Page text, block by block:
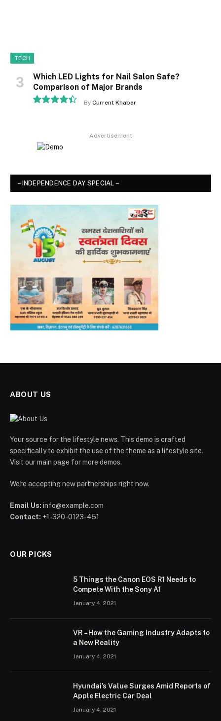
TECH
Which LED Lights for Nail Salon Safe?
Comparison of Major Brands
By Current Khabar
Advertisement
– INDEPENDENCE DAY SPECIAL –
ABOUT US
Your source for the lifestyle news. This demo is crafted
specifically to exhibit the use of the theme as a lifestyle site.
Visit our main page for more demos.
We're accepting new partnerships right now.
Email Us: info@example.com
Contact: +1-320-0123-451
OUR PICKS
5 Things the Canon EOS R1 Needs to
Compete With the Sony A1
January 4, 2021
VR – How the Gaming Industry Adapts to
a New Reality
January 4, 2021
Hyundai’s Value Surges Amid Reports of
Apple Electric Car Deal
January 4, 2021